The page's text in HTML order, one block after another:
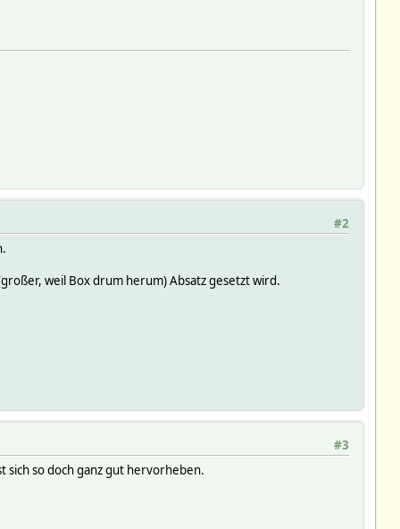
#2
weil Box drum herum) Absatz gesetzt wird.
#3
sich so doch ganz gut hervorheben.